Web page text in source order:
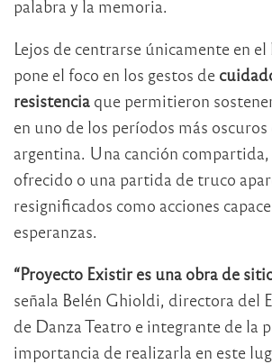
palabra y la memoria.
Lejos de centrarse únicamente en
pone el foco en los gestos de
resistencia que permitieron
en uno de los períodos más
argentina. Una canción
ofrecido o una partida de truco
resignificados como acciones
esperanzas.
“Proyecto Existir es una obra de
señala Belén Ghioldi, directora del
de Danza Teatro e integrante de la
importancia de realizarla en este